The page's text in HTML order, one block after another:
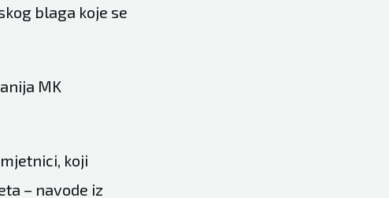
blaga koje se
MK
koji
– navode iz